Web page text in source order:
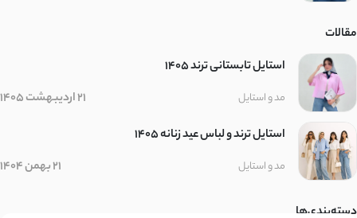
مقالات
استایل تابستانی ترند ۱۴۰۵
مد و استایل
21 اردیبهشت 1405
استایل ترند و لباس عید زنانه 1405
مد و استایل 21 بهمن 1404
دسته‌بندی‌ها